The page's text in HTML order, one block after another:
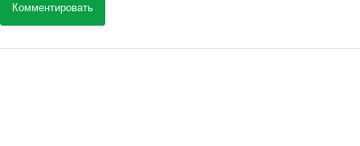
Комментировать